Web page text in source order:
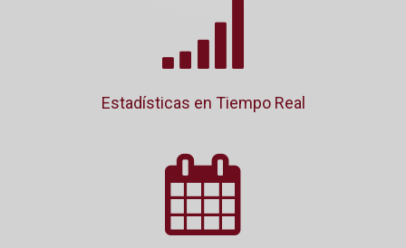
Estadísticas en Tiempo Real